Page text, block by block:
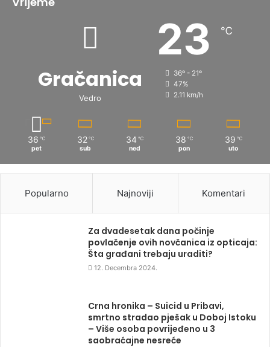
Gračanica
Vedro
23 ℃
36º - 21º
47%
2.11 km/h
36 ℃
pet
32 ℃
sub
34 ℃
ned
38 ℃
pon
39 ℃
uto
Popularno Najnoviji Komentari
Za dvadesetak dana počinje
povlačenje ovih novčanica iz opticaja:
Šta građani trebaju uraditi?
12. Decembra 2024.
Crna hronika – Suicid u Pribavi,
smrtno stradao pješak u Doboj Istoku
– Više osoba povrijeđeno u 3
saobraćajne nesreće